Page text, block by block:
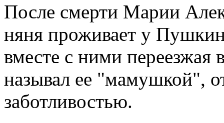
После смерти Марии
няня проживает у
вместе с ними
называл ее "мамушкой",
заботливостью.